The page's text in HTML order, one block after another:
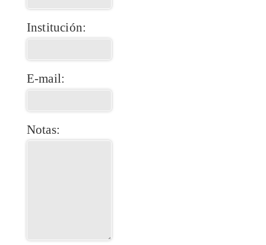
Institución:
E-mail:
Notas: